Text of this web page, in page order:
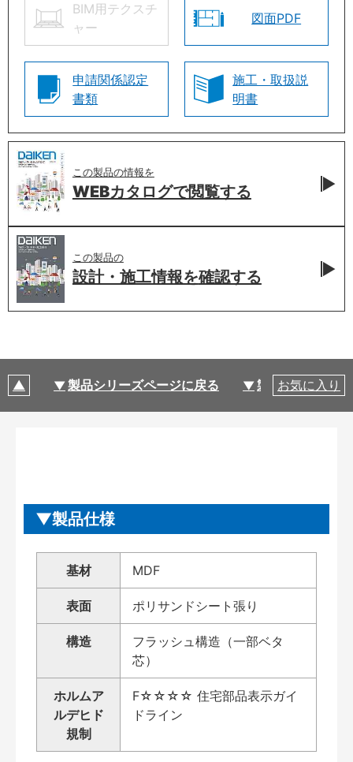
BIM用テクスチ
ャー
図面PDF
申請関係認定
書類
施工・取扱説
明書
この製品の情報を
WEBカタログで閲覧する
この製品の
設計・施工情報を確認する
製品シリーズページに戻る 製品仕様
お気に入り
製品仕様
基材 MDF
表面 ポリサンドシート張り
構造
フラッシュ構造（一部ベタ
芯）
ホルムア
ルデヒド
規制
F☆☆☆☆ 住宅部品表示ガイ
ドライン